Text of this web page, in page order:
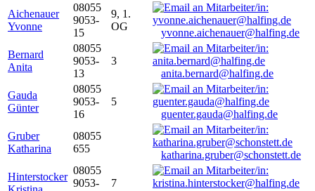
Aichenauer
Yvonne
08055
9053-
15
9, 1.
OG
yvonne.aichenauer@halfing.de
Bernard
Anita
08055
9053-
13
3
anita.bernard@halfing.de
Gauda
Günter
08055
9053-
16
5
guenter.gauda@halfing.de
Gruber
Katharina
08055
655
katharina.gruber@schonstett.de
Hinterstocker
08055
9053-
7